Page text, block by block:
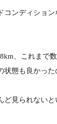
コンディショ
、これまで
状態も良かった
ど見られないと